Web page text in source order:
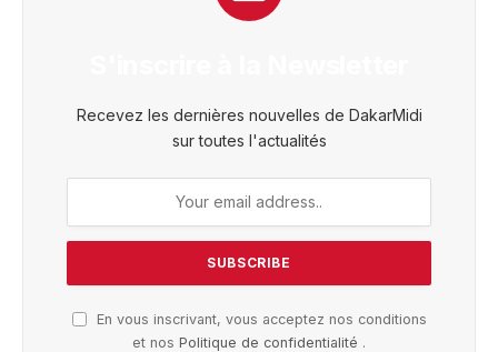
Recevez les dernières nouvelles de DakarMidi
sur toutes l'actualités
En vous inscrivant, vous acceptez nos conditions
et nos Politique de confidentialité .